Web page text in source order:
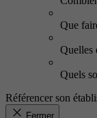
Que
Quelles
Quels
Référencer son
Fermer